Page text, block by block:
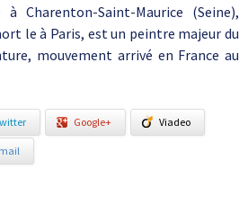
à Charenton-Saint-Maurice (Seine),
le à Paris, est un peintre majeur du
mouvement arrivé en France au
Google+ Viadeo